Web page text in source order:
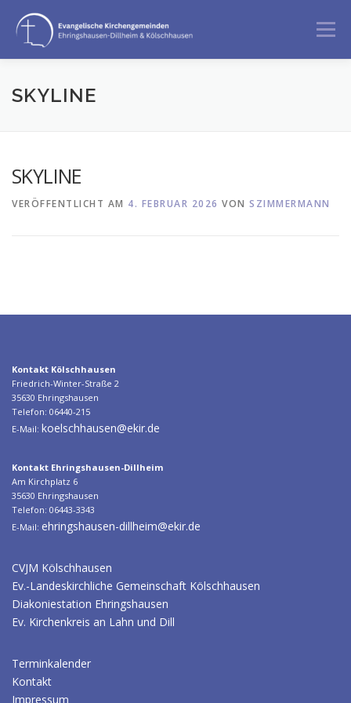
Inhalt
springen
Menü
GOTTESDIENST
SKYLINE
SKYLINE
VERÖFFENTLICHT AM 4. FEBRUAR 2026 VON SZIMMERMANN
Kontakt Kölschhausen
Friedrich-Winter-Straße 2
35630 Ehringshausen
Telefon: 06440-215
E-Mail: koelschhausen@ekir.de
Kontakt Ehringshausen-Dillheim
Am Kirchplatz 6
35630 Ehringshausen
Telefon: 06443-3343
E-Mail: ehringshausen-dillheim@ekir.de
CVJM Kölschhausen
Ev.-Landeskirchliche Gemeinschaft Kölschhausen
Diakoniestation Ehringshausen
Ev. Kirchenkreis an Lahn und Dill
Terminkalender
Kontakt
Impressum